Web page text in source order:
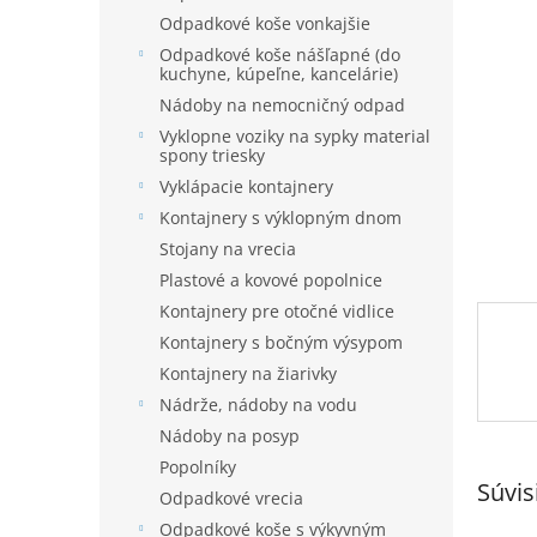
Odpadkové koše vonkajšie
Odpadkové koše nášľapné (do
kuchyne, kúpeľne, kancelárie)
Nádoby na nemocničný odpad
Vyklopne voziky na sypky material
spony triesky
Vyklápacie kontajnery
Kontajnery s výklopným dnom
Stojany na vrecia
Plastové a kovové popolnice
Kontajnery pre otočné vidlice
Kontajnery s bočným výsypom
Kontajnery na žiarivky
Nádrže, nádoby na vodu
Nádoby na posyp
Popolníky
Odpadkové vrecia
Odpadkové koše s výkyvným